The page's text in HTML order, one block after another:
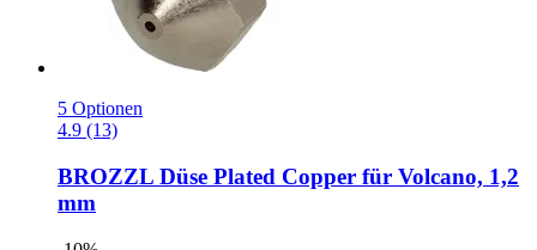
5 Optionen
4.9 (13)
BROZZL Düse Plated Copper für Volcano, 1,2
mm